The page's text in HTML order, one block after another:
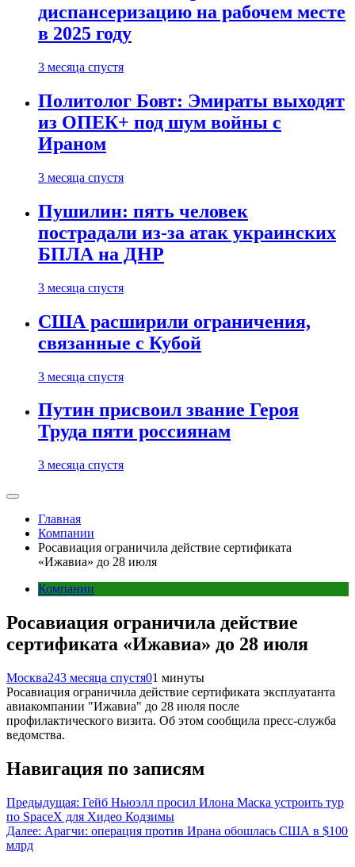
диспансеризацию на рабочем месте
в 2025 году
3 месяца спустя
Политолог Бовт: Эмираты выходят
из ОПЕК+ под шум войны с
Ираном
3 месяца спустя
Пушилин: пять человек
пострадали из-за атак украинских
БПЛА на ДНР
3 месяца спустя
США расширили ограничения,
связанные с Кубой
3 месяца спустя
Путин присвоил звание Героя
Труда пяти россиянам
3 месяца спустя
Главная
Компании
Росавиация ограничила действие сертификата
«Ижавиа» до 28 июля
Компании
Росавиация ограничила действие
сертификата «Ижавиа» до 28 июля
Москва243 месяца спустя01 минуты
Росавиация ограничила действие сертификата эксплуатанта
авиакомпании "Ижавиа" до 28 июля после
профилактического визита. Об этом сообщила пресс-служба
ведомства.
Навигация по записям
Предыдущая: Гейб Ньюэлл просил Илона Маска устроить тур
по SpaceX для Хидео Кодзимы
Далее: Арагчи: операция против Ирана обошлась США в $100
млрд